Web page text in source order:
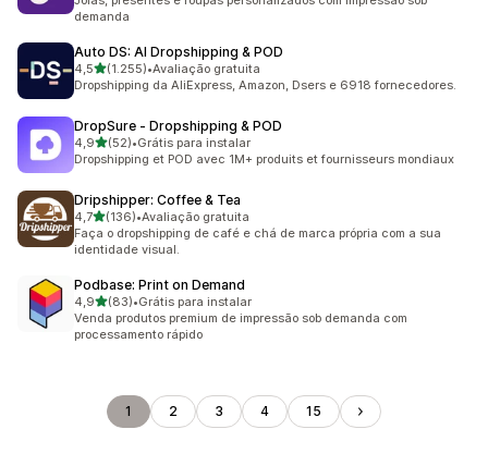
demanda
Auto DS: AI Dropshipping & POD
4,5de 5 estrelas
(1.255)
1255 avaliações ao todo
•Avaliação gratuita
Dropshipping da AliExpress, Amazon, Dsers e 6918 fornecedores.
DropSure ‑ Dropshipping & POD
4,9de 5 estrelas
(52)
52 avaliações ao todo
•Grátis para instalar
Dropshipping et POD avec 1M+ produits et fournisseurs mondiaux
Dripshipper: Coffee & Tea
4,7de 5 estrelas
(136)
136 avaliações ao todo
•Avaliação gratuita
Faça o dropshipping de café e chá de marca própria com a sua
identidade visual.
Podbase: Print on Demand
4,9de 5 estrelas
(83)
83 avaliações ao todo
•Grátis para instalar
Venda produtos premium de impressão sob demanda com
processamento rápido
1 2 3 4 15